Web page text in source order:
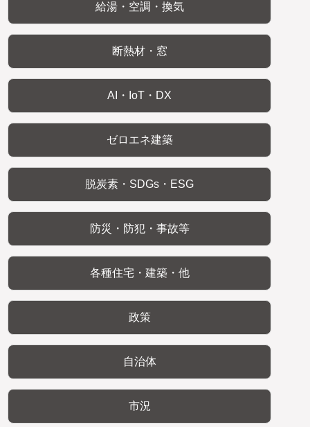
給湯・空調・換気
断熱材・窓
AI・IoT・DX
ゼロエネ建築
脱炭素・SDGs・ESG
防災・防犯・事故等
各種住宅・建築・他
政策
自治体
市況